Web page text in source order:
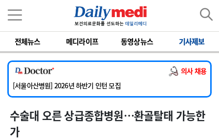
전체뉴스 메디라이프 동영상뉴스 기사제보
의사 채용
[서울아산병원] 2026년 하반기 인턴 모집
[영남대학교의료원] 마취통증의학과 임기제 임상의사 채용
[충남대학교병원] 소아청소년과(소아응급전담) 계약직 의사 공개채용
[동부병원] 계약직(응급의학과 전문의) 직원모집
[이대목동병원] 하반기 전공의(레지던트1년차) 모집
[서울아산병원] 2026년 하반기 인턴 모집
[영남대학교의료원] 마취통증의학과 임기제 임상의사 채용
수술대 오른 상급종합병원…환골탈태 가능한
가